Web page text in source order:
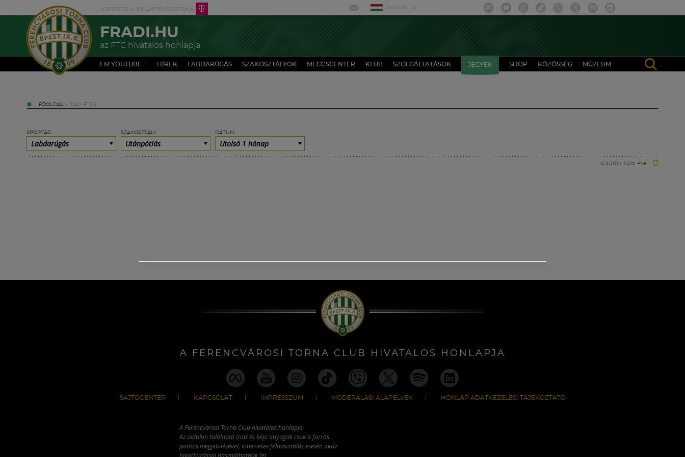
MAGYAR
FRADI.HU
az FTC hivatalos honlapja
FM YOUTUBE + HÍREK LABDARÚGÁS SZAKOSZTÁLYOK MECCSCENTER KLUB SZOLGÁLTATÁSOK JEGYEK SHOP KÖZÖSSÉG MÚZEUM
FŐOLDAL » TAG: FTC II
SPORTÁG
Labdarúgás
SZAKOSZTÁLY
Utánpótlás
DÁTUM
Utolsó 1 hónap
SZŰRŐK TÖRLÉSE
A FERENCVÁROSI TORNA CLUB HIVATALOS HONLAPJA
SAJTÓCENTER KAPCSOLAT IMPRESSZUM MODERÁLÁSI ALAPELVEK HONLAP ADATKEZELÉSI TÁJÉKOZTATÓ
A Ferencvárosi Torna Club hivatalos honlapja
Az oldalon található írott és képi anyagok csak a forrás
pontos megjelölésével, internetes felhasználás esetén aktív
hivatkozással használhatóak fel.